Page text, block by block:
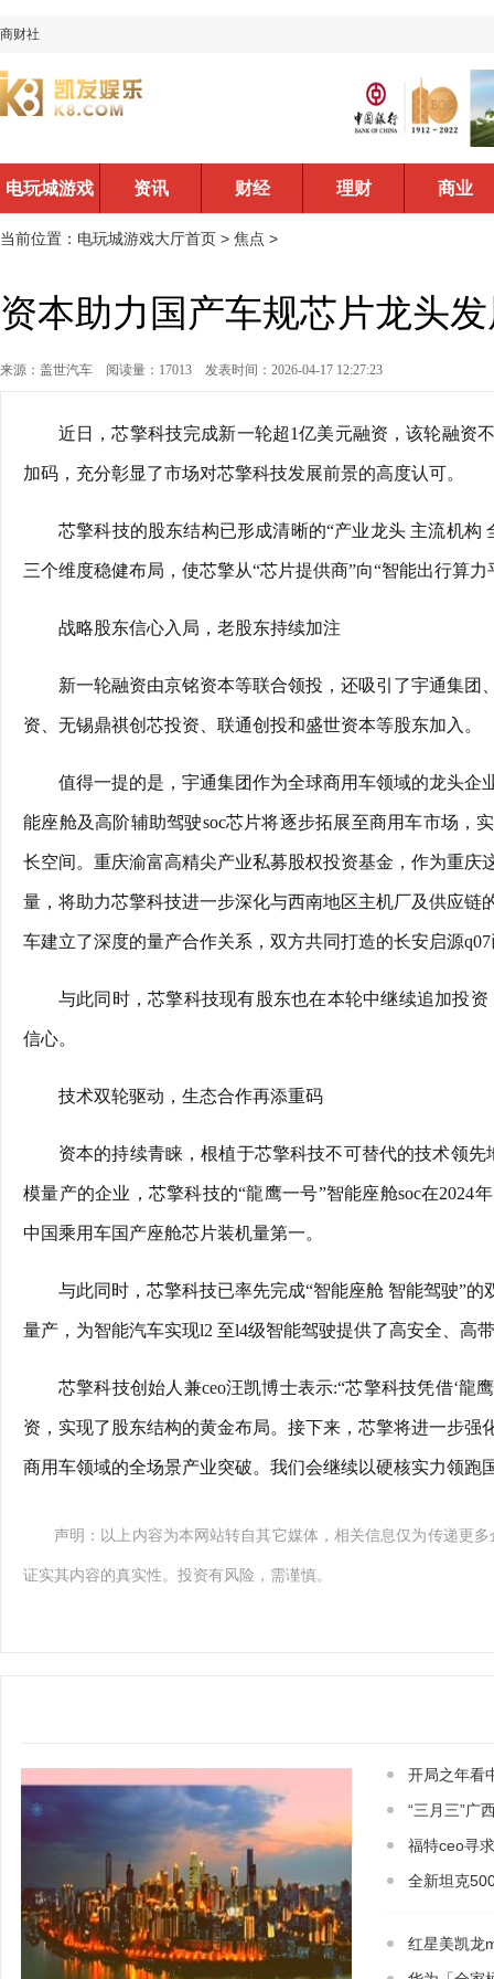
商财社
电玩城游戏
大厅首页
资讯 财经 理财 商业
当前位置： 电玩城游戏大厅首页 > 焦点 >
资本助力国产车规芯片龙头
来源：盖世汽车 阅读量：17013 发表时间：2026-04-17 12:27:23
近日，芯擎科技完成新一轮超1亿美元融资，该轮融资
加码，充分彰显了市场对芯擎科技发展前景的高度认可。
芯擎科技的股东结构已形成清晰的“产业龙头 主流机
三个维度稳健布局，使芯擎从“芯片提供商”向“智能出行算力
战略股东信心入局，老股东持续加注
新一轮融资由京铭资本等联合领投，还吸引了宇通集
资、无锡鼎祺创芯投资、联通创投和盛世资本等股东加入。
值得一提的是，宇通集团作为全球商用车领域的龙头
能座舱及高阶辅助驾驶soc芯片将逐步拓展至商用车市场，
长空间。重庆渝富高精尖产业私募股权投资基金，作为重
量，将助力芯擎科技进一步深化与西南地区主机厂及供应
车建立了深度的量产合作关系，双方共同打造的长安启源
与此同时，芯擎科技现有股东也在本轮中继续追加投
信心。
技术双轮驱动，生态合作再添重码
资本的持续青睐，根植于芯擎科技不可替代的技术领
模量产的企业，芯擎科技的“龍鹰一号”智能座舱soc在2024
中国乘用车国产座舱芯片装机量第一。
与此同时，芯擎科技已率先完成“智能座舱 智能驾驶”
量产，为智能汽车实现l2 至l4级智能驾驶提供了高安全、高
芯擎科技创始人兼ceo汪凯博士表示:“芯擎科技凭借‘龍
资，实现了股东结构的黄金布局。接下来，芯擎将进一步
商用车领域的全场景产业突破。我们会继续以硬核实力领
声明：以上内容为本网站转自其它媒体，相关信息仅为传递更
证实其内容的真实性。投资有风险，需谨慎。
开局之年看
“三月三”广
福特ceo寻
全新坦克
红星美凯龙